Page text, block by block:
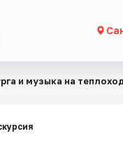
и музыка на